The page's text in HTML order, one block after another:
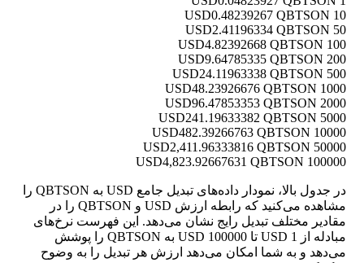
10 USD
0.48239267 QBTSON
50 USD
2.41196334 QBTSON
100 USD
4.82392668 QBTSON
200 USD
9.64785335 QBTSON
500 USD
24.11963338 QBTSON
1000 USD
48.23926676 QBTSON
2000 USD
96.47853353 QBTSON
5000 USD
241.19633382 QBTSON
10000 USD
482.39266763 QBTSON
50000 USD
2,411.96333816 QBTSON
100000 USD
4,823.92667631 QBTSON
در جدول بالا، نمودار داده‌های تبدیل جامع USD به QBTSON را
مشاهده می‌کنید که رابطه ارزش USD و QBTSON را در
مقادیر مختلف تبدیل رایج نشان می‌دهد. این فهرست نرخ‌های
مبادله از 1 USD تا 100000 USD به QBTSON را پوشش
می‌دهد و به شما امکان می‌دهد ارزش هر تبدیل را به وضوح